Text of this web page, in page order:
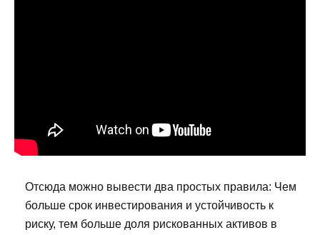
Отсюда можно вывести два простых правила: Чем
больше срок инвестирования и устойчивость к
риску, тем больше доля рискованных активов в